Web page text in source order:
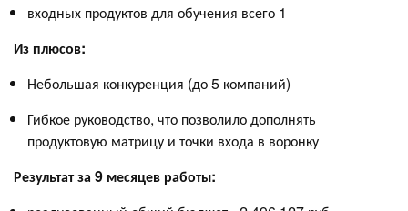
входных продуктов для обучения всего 1
Из плюсов:
Небольшая конкуренция (до 5 компаний)
Гибкое руководство, что позволило дополнять
продуктовую матрицу и точки входа в воронку
Результат за 9 месяцев работы: